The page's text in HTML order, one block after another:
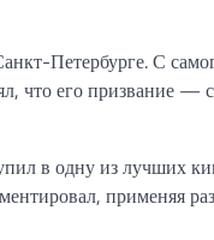
Петербурге. С
что его призвание
в одну из лучших
применяя